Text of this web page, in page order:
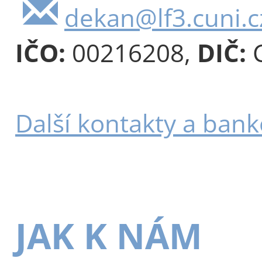
IČO: 00216208, DIČ:
Další kontakty a
JAK K NÁM